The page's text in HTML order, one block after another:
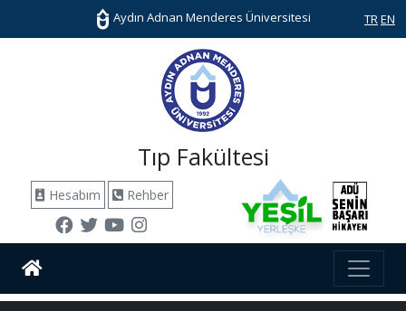
Aydın Adnan Menderes Üniversitesi TR EN
Tıp Fakültesi
Hesabım Rehber